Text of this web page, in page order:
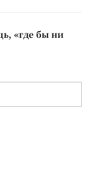
«где бы ни